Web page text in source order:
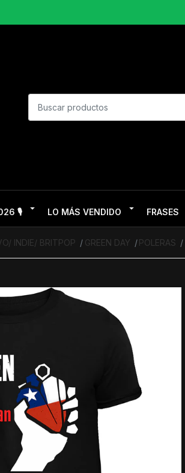
🎙️ LO MÁS VENDIDO FRASES
INDIE/ BRITPOP GREEN DAY POLERAS